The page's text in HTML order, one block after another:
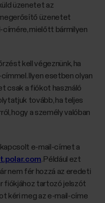
üzenetet az
üzenetet
címére, mielőtt bármilyen
kell végeznünk, ha
Ilyen esetben olyan
csak a fiókot használó
tovább, ha teljes
hogy a személy valóban
e-mail-címet a
. Például ezt
nem fér hozzá az eredeti
fiókjához tartozó jelszót
kéri meg az e-mail-címe